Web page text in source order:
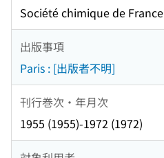
Société chimique de France
出版事項
Paris : [出版者不明]
刊行巻次・年月次
1955 (1955)-1972 (1972)